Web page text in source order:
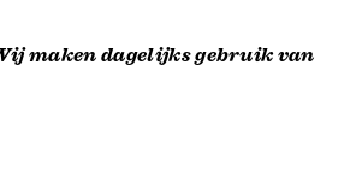
maken dagelijks gebruik van